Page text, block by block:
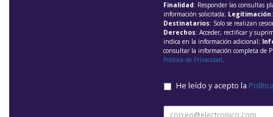
Finalidad: Responder las consultas
información solicitada; Legitimación
Destinatarios: Solo se realizan
Derechos: Acceder, rectificar y
indica en la información adicional;
consultar la información completa de
Política de Privacidad.
He leído y acepto la